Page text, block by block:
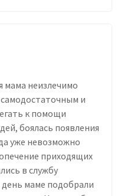
мама неизлечимо
и
к помощи
боялась появления
уже невозможно
приходящих
в службу
маме подобрали